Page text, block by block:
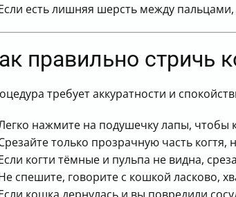
есть лишняя шерсть между пальцами,
правильно стричь
требует аккуратности и
нажмите на подушечку лапы, чтобы
только прозрачную часть
когти тёмные и пульпа не видна,
спешите, говорите с кошкой ласково,